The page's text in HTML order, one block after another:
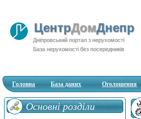
ЦентрДомДнепр
Дніпровський портал з нерухомості
База нерухомості без посередників
Головна База даних Оголошення
Основні розділи